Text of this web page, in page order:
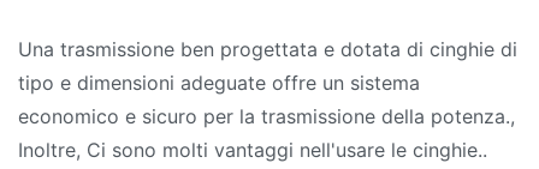
2010
Una trasmissione ben progettata e dotata di cinghie di
tipo e dimensioni adeguate offre un sistema
economico e sicuro per la trasmissione della potenza.,
Inoltre, Ci sono molti vantaggi nell'usare le cinghie..